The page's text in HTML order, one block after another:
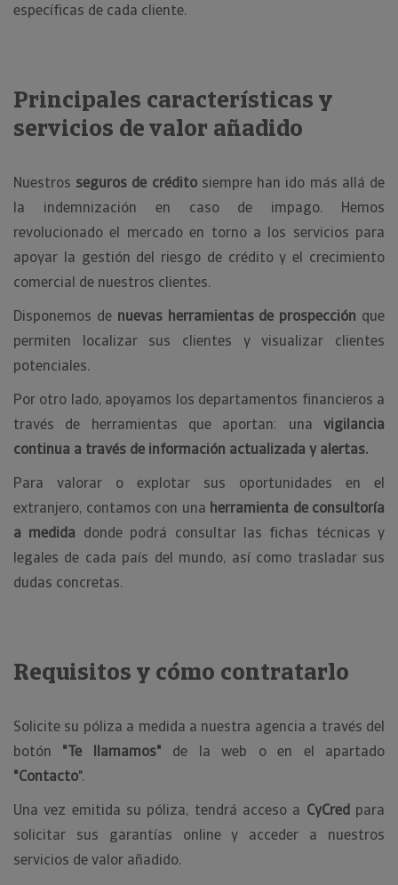
específicas de cada cliente.
Principales características y
servicios de valor añadido
Nuestros seguros de créditosiempre han ido más allá de
la indemnización en caso de impago. Hemos
revolucionado el mercado en torno a los servicios para
apoyar la gestión del riesgo de crédito y el crecimiento
comercial de nuestros clientes.
Disponemos de nuevas herramientas de prospección que
permiten localizar sus clientes y visualizar clientes
potenciales.
Por otro lado, apoyamos los departamentos financieros a
través de herramientas que aportan: una vigilancia
continua a través de información actualizada y alertas.
Para valorar o explotar sus oportunidades en el
extranjero, contamos con una herramienta de consultoría
a medida donde podrá consultar las fichas técnicas y
legales de cada país del mundo, así como trasladar sus
dudas concretas.
Requisitos y cómo contratarlo
Solicite su póliza a medida a nuestra agencia a través del
botón "Te llamamos" de la web o en el apartado
"Contacto".
Una vez emitida su póliza, tendrá acceso a CyCred para
solicitar sus garantías online y acceder a nuestros
servicios de valor añadido.